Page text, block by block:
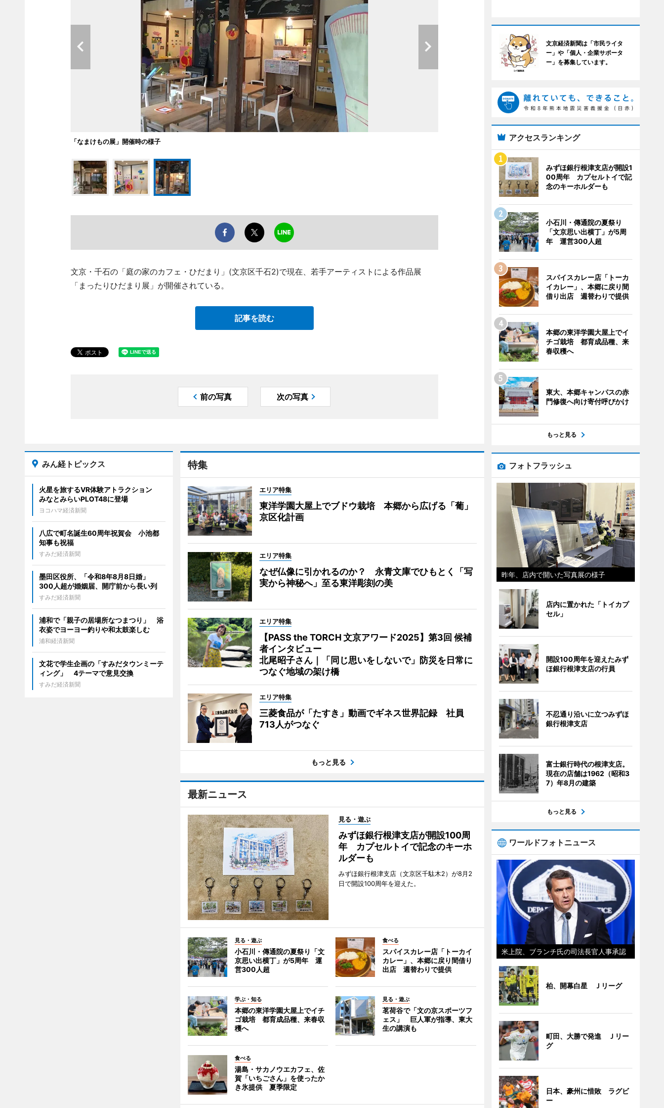
「なまけもの展」開催時の様子
文京・千石の「庭の家のカフェ・ひだまり」(文京区千石2)で現在、若手アーティストによる作品展
「まったりひだまり展」が開催されている。
記事を読む
前の写真 次の写真
特集
エリア特集
東洋学園大屋上でブドウ栽培 本郷から広げる「葡」
京区化計画
エリア特集
なぜ仏像に引かれるのか？ 永青文庫でひもとく「写
実から神秘へ」至る東洋彫刻の美
エリア特集
【PASS the TORCH 文京アワード2025】第3回 候補
者インタビュー
北尾昭子さん｜「同じ思いをしないで」防災を日常に
つなぐ地域の架け橋
エリア特集
三菱食品が「たすき」動画でギネス世界記録 社員
713人がつなぐ
もっと見る
最新ニュース
見る・遊ぶ
みずほ銀行根津支店が開設100周
年 カプセルトイで記念のキーホ
ルダーも
みずほ銀行根津支店（文京区千駄木2）が8月2
日で開設100周年を迎えた。
見る・遊ぶ
小石川・傳通院の夏祭り「文
京思い出横丁」が5周年 運
営300人超
食べる
スパイスカレー店「トーカイ
カレー」、本郷に戻り間借り
出店 週替わりで提供
学ぶ・知る
本郷の東洋学園大屋上でイチ
ゴ栽培 都育成品種、来春収
穫へ
見る・遊ぶ
茗荷谷で「文の京スポーツフ
ェス」 巨人軍が指導、東大
生の講演も
食べる
湯島・サカノウエカフェ、佐
賀「いちごさん」を使ったか
き氷提供 夏季限定
みん経トピックス
火星を旅するVR体験アトラクション
みなとみらいPLOT48に登場
ヨコハマ経済新聞
八広で町名誕生60周年祝賀会 小池都
知事も祝福
すみだ経済新聞
墨田区役所、「令和8年8月8日婚」
300人超が婚姻届、開庁前から長い列
すみだ経済新聞
浦和で「親子の居場所なつまつり」 浴
衣姿でヨーヨー釣りや和太鼓楽しむ
浦和経済新聞
文花で学生企画の「すみだタウンミーテ
ィング」 4テーマで意見交換
すみだ経済新聞
文京経済新聞は「市民ライタ
ー」や「個人・企業サポータ
ー」を募集しています。
アクセスランキング
みずほ銀行根津支店が開設1
00周年 カプセルトイで記
念のキーホルダーも
小石川・傳通院の夏祭り
「文京思い出横丁」が5周
年 運営300人超
スパイスカレー店「トーカ
イカレー」、本郷に戻り間
借り出店 週替わりで提供
本郷の東洋学園大屋上でイ
チゴ栽培 都育成品種、来
春収穫へ
東大、本郷キャンパスの赤
門修復へ向け寄付呼びかけ
もっと見る
フォトフラッシュ
昨年、店内で開いた写真展の様子
店内に置かれた「トイカプ
セル」
開設100周年を迎えたみず
ほ銀行根津支店の行員
不忍通り沿いに立つみずほ
銀行根津支店
富士銀行時代の根津支店。
現在の店舗は1962（昭和3
7）年8月の建築
もっと見る
ワールドフォトニュース
米上院、ブランチ氏の司法長官人事承認
柏、開幕白星 Ｊリーグ
町田、大勝で発進 Ｊリー
グ
日本、豪州に惜敗 ラグビ
ー